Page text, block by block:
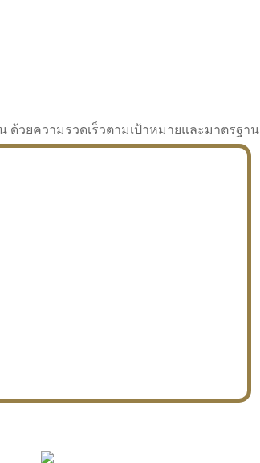
วยความรวดเร็วตามเป้าหมายและมาตรฐาน